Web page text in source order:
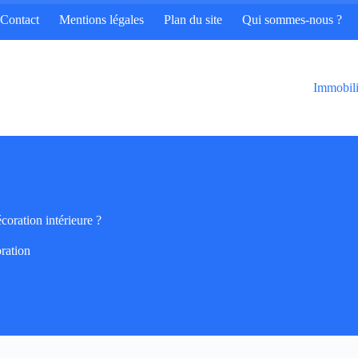
Contact Mentions légales Plan du site Qui sommes-nous ?
intérieure ?